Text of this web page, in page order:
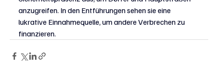
anzugreifen. In den Entführungen sehen sie eine
lukrative Einnahmequelle, um andere Verbrechen zu
finanzieren.